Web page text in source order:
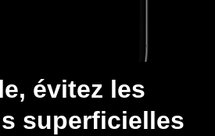
évitez les
superficielles